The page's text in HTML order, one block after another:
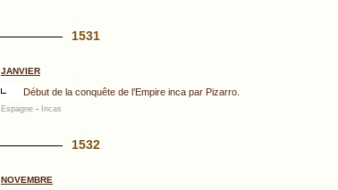
1531
JANVIER
Début de la conquête de l’Empire inca par Pizarro.
Espagne - Incas
1532
NOVEMBRE